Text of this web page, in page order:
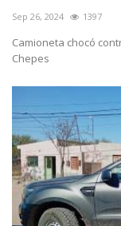
Sep 26, 2024 1397
Camioneta chocó
Chepes